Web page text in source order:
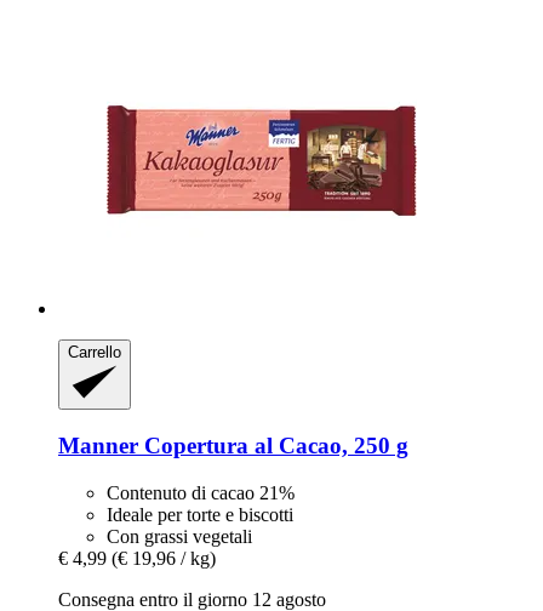
Carrello
Manner Copertura al Cacao, 250 g
Contenuto di cacao 21%
Ideale per torte e biscotti
Con grassi vegetali
€ 4,99 (€ 19,96 / kg)
Consegna entro il giorno 12 agosto